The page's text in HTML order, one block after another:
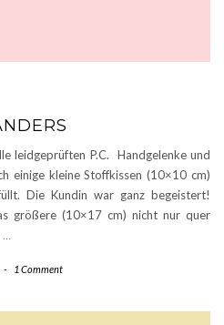
leidgeprüften P.C. Handgelenke und
einige kleine Stoffkissen (10×10 cm)
Die Kundin war ganz begeistert!
größere (10×17 cm) nicht nur quer
…
- 1 Comment